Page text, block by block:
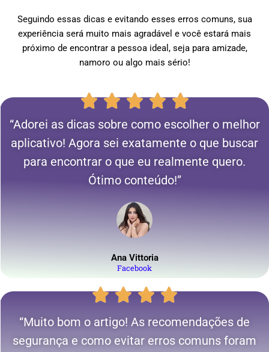
Seguindo essas dicas e evitando esses erros comuns, sua
experiência será muito mais agradável e você estará mais
próximo de encontrar a pessoa ideal, seja para amizade,
namoro ou algo mais sério!
“Adorei as dicas sobre como escolher o melhor
aplicativo! Agora sei exatamente o que buscar
para encontrar o que eu realmente quero.
Ótimo conteúdo!”
Ana Vittoria
Facebook
“Muito bom o artigo! As recomendações de
segurança e como evitar erros comuns foram